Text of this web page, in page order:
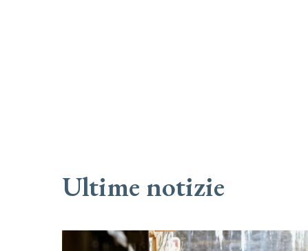
Ultime notizie